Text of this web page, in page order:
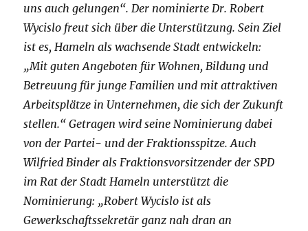
uns auch gelungen“. Der nominierte Dr. Robert
Wycislo freut sich über die Unterstützung. Sein Ziel
ist es, Hameln als wachsende Stadt entwickeln:
„Mit guten Angeboten für Wohnen, Bildung und
Betreuung für junge Familien und mit attraktiven
Arbeitsplätze in Unternehmen, die sich der Zukunft
stellen.“ Getragen wird seine Nominierung dabei
von der Partei- und der Fraktionsspitze. Auch
Wilfried Binder als Fraktionsvorsitzender der SPD
im Rat der Stadt Hameln unterstützt die
Nominierung: „Robert Wycislo ist als
Gewerkschaftssekretär ganz nah dran an